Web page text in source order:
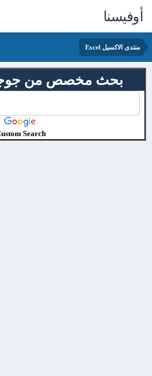
أوفيسنا
منتدى الاكسيل Excel
بحث مخصص من
Search